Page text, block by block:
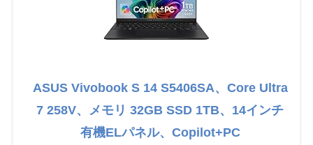
ASUS Vivobook S 14 S5406SA、Core Ultra
7 258V、メモリ 32GB SSD 1TB、14インチ
有機ELパネル、Copilot+PC